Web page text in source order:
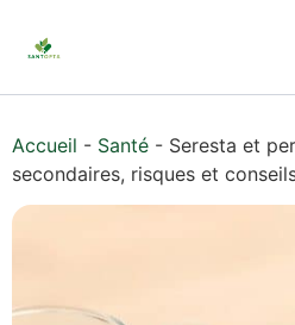
Accueil - Santé - Seresta et
secondaires, risques et